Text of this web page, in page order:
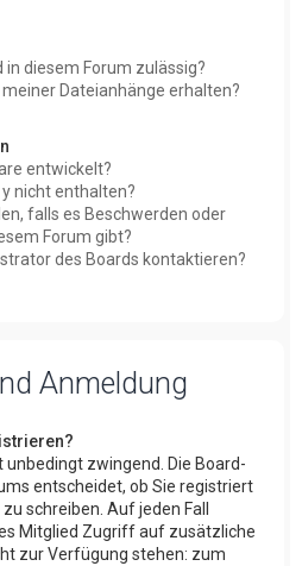
diesem Forum zulässig?
Dateianhänge erhalten?
entwickelt?
nicht enthalten?
falls es Beschwerden oder
Forum gibt?
des Boards kontaktieren?
Anmeldung
unbedingt zwingend. Die Board-
entscheidet, ob Sie registriert
schreiben. Auf jeden Fall
Mitglied Zugriff auf zusätzliche
zur Verfügung stehen: zum